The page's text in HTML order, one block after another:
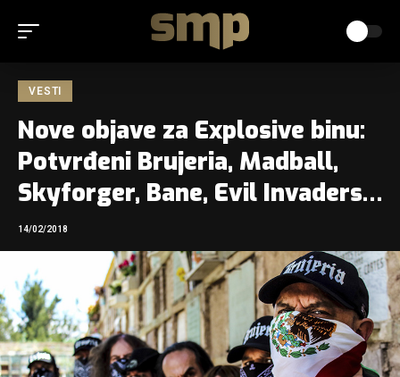
VESTI
Nove objave za Explosive binu:
Potvrđeni Brujeria, Madball,
Skyforger, Bane, Evil Invaders…
14/02/2018